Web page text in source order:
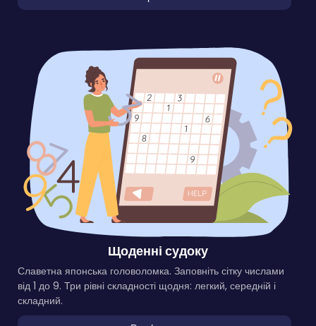
Щоденні судоку
Славетна японська головоломка. Заповніть сітку числами
від 1 до 9. Три рівні складності щодня: легкий, середній і
складний.